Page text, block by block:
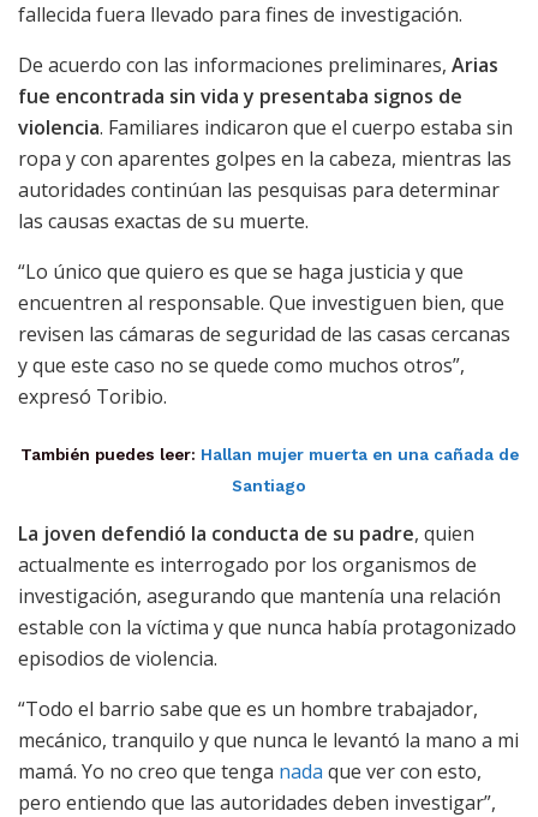
fallecida fuera llevado para fines de investigación.
De acuerdo con las informaciones preliminares, Arias
fue encontrada sin vida y presentaba signos de
violencia. Familiares indicaron que el cuerpo estaba sin
ropa y con aparentes golpes en la cabeza, mientras las
autoridades continúan las pesquisas para determinar
las causas exactas de su muerte.
“Lo único que quiero es que se haga justicia y que
encuentren al responsable. Que investiguen bien, que
revisen las cámaras de seguridad de las casas cercanas
y que este caso no se quede como muchos otros”,
expresó Toribio.
También puedes leer: Hallan mujer muerta en una cañada de
Santiago
La joven defendió la conducta de su padre, quien
actualmente es interrogado por los organismos de
investigación, asegurando que mantenía una relación
estable con la víctima y que nunca había protagonizado
episodios de violencia.
“Todo el barrio sabe que es un hombre trabajador,
mecánico, tranquilo y que nunca le levantó la mano a mi
mamá. Yo no creo que tenga nada que ver con esto,
pero entiendo que las autoridades deben investigar”,